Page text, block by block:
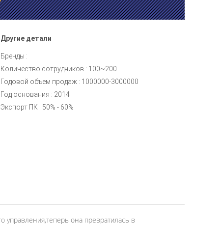
Другие детали
Бренды :
Количество сотрудников : 100~200
Годовой объем продаж : 1000000-3000000
Год основания : 2014
Экспорт ПК : 50% - 60%
управления,теперь она превратилась в